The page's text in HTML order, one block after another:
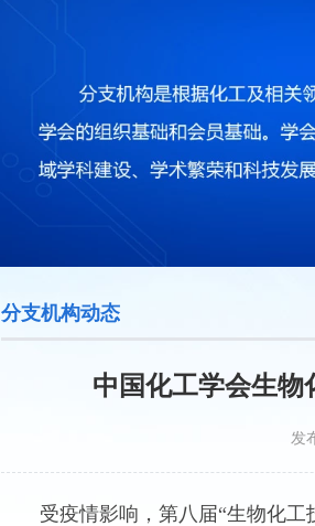
分支机构动态
中国化工学会生
发
受疫情影响，第八届“生物化工